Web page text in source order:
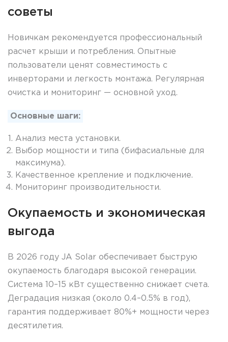
советы
Новичкам рекомендуется профессиональный
расчет крыши и потребления. Опытные
пользователи ценят совместимость с
инверторами и легкость монтажа. Регулярная
очистка и мониторинг — основной уход.
Основные шаги:
Анализ места установки.
Выбор мощности и типа (бифасиальные для
максимума).
Качественное крепление и подключение.
Мониторинг производительности.
Окупаемость и экономическая
выгода
В 2026 году JA Solar обеспечивает быструю
окупаемость благодаря высокой генерации.
Система 10–15 кВт существенно снижает счета.
Деградация низкая (около 0.4–0.5% в год),
гарантия поддерживает 80%+ мощности через
десятилетия.